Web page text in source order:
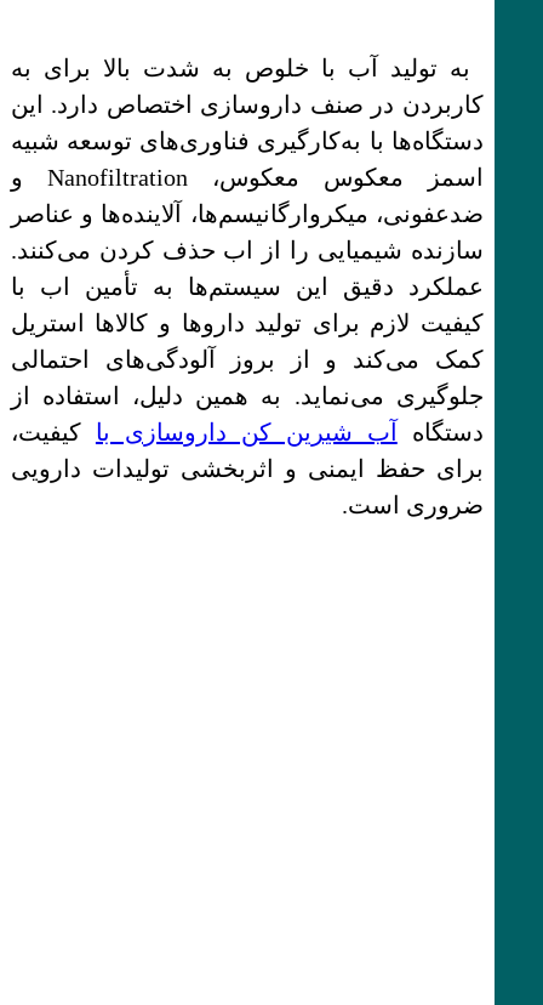
به تولید آب با خلوص به شدت بالا برای به
کاربردن در صنف داروسازی اختصاص دارد. این
دستگاه‌ها با به‌کارگیری فناوری‌های توسعه شبیه
اسمز معکوس معکوس، Nanofiltration و
ضدعفونی، میکروارگانیسم‌ها، آلاینده‌ها و عناصر
سازنده شیمیایی را از اب حذف کردن می‌کنند.
عملکرد دقیق این سیستم‌ها به تأمین اب با
کیفیت لازم برای تولید داروها و کالاها استریل
کمک می‌کند و از بروز آلودگی‌های احتمالی
جلوگیری می‌نماید. به همین دلیل، استفاده از
دستگاه
آب شیرین کن داروسازی با کیفیت،
برای حفظ ایمنی و اثربخشی تولیدات دارویی
ضروری است.